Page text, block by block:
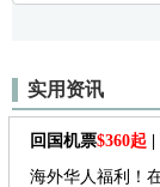
实用资讯
回国机票$360起
海外华人福利！